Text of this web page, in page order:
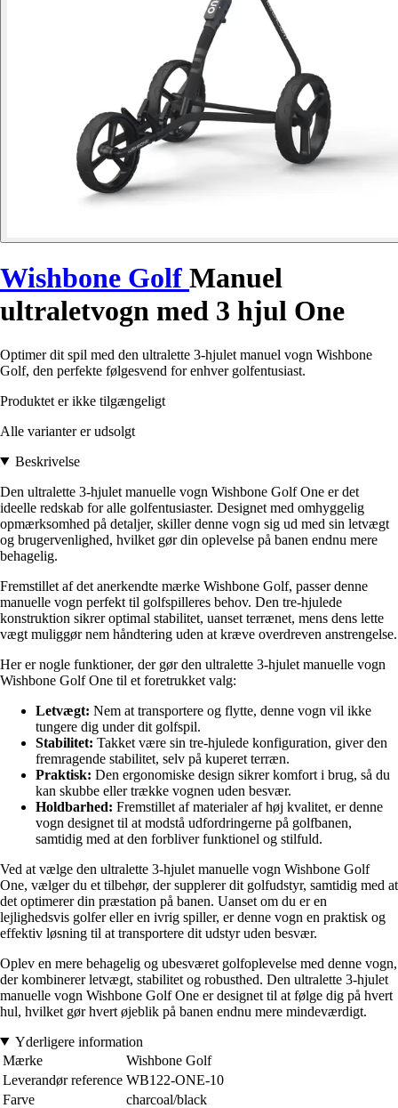
Wishbone Golf Manuel
ultraletvogn med 3 hjul One
Optimer dit spil med den ultralette 3-hjulet manuel vogn Wishbone
Golf, den perfekte følgesvend for enhver golfentusiast.
Produktet er ikke tilgængeligt
Alle varianter er udsolgt
Beskrivelse
Den ultralette 3-hjulet manuelle vogn Wishbone Golf One er det
ideelle redskab for alle golfentusiaster. Designet med omhyggelig
opmærksomhed på detaljer, skiller denne vogn sig ud med sin letvægt
og brugervenlighed, hvilket gør din oplevelse på banen endnu mere
behagelig.
Fremstillet af det anerkendte mærke Wishbone Golf, passer denne
manuelle vogn perfekt til golfspilleres behov. Den tre-hjulede
konstruktion sikrer optimal stabilitet, uanset terrænet, mens dens lette
vægt muliggør nem håndtering uden at kræve overdreven anstrengelse.
Her er nogle funktioner, der gør den ultralette 3-hjulet manuelle vogn
Wishbone Golf One til et foretrukket valg:
Letvægt: Nem at transportere og flytte, denne vogn vil ikke
tungere dig under dit golfspil.
Stabilitet: Takket være sin tre-hjulede konfiguration, giver den
fremragende stabilitet, selv på kuperet terræn.
Praktisk: Den ergonomiske design sikrer komfort i brug, så du
kan skubbe eller trække vognen uden besvær.
Holdbarhed: Fremstillet af materialer af høj kvalitet, er denne
vogn designet til at modstå udfordringerne på golfbanen,
samtidig med at den forbliver funktionel og stilfuld.
Ved at vælge den ultralette 3-hjulet manuelle vogn Wishbone Golf
One, vælger du et tilbehør, der supplerer dit golfudstyr, samtidig med at
det optimerer din præstation på banen. Uanset om du er en
lejlighedsvis golfer eller en ivrig spiller, er denne vogn en praktisk og
effektiv løsning til at transportere dit udstyr uden besvær.
Oplev en mere behagelig og ubesværet golfoplevelse med denne vogn,
der kombinerer letvægt, stabilitet og robusthed. Den ultralette 3-hjulet
manuelle vogn Wishbone Golf One er designet til at følge dig på hvert
hul, hvilket gør hvert øjeblik på banen endnu mere mindeværdigt.
Yderligere information
Mærke
Wishbone Golf
Leverandør reference WB122-ONE-10
Farve
charcoal/black